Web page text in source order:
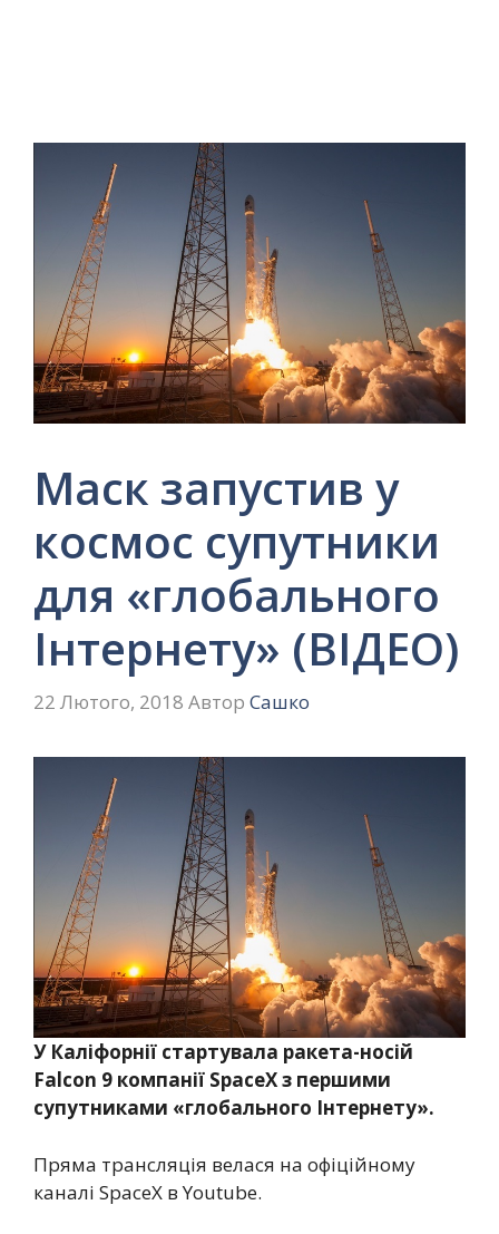
Маск запустив у
космос супутники
для «глобального
Інтернету» (ВІДЕО)
22 Лютого, 2018 Автор Сашко
У Каліфорнії стартувала ракета-носій
Falcon 9 компанії SpaceX з першими
супутниками «глобального Інтернету».
Пряма трансляція велася на офіційному
каналі SpaceX в Youtube.